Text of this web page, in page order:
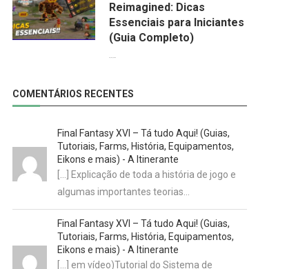
Reimagined: Dicas
Essenciais para Iniciantes
(Guia Completo)
COMENTÁRIOS RECENTES
Final Fantasy XVI – Tá tudo Aqui! (Guias,
Tutoriais, Farms, História, Equipamentos,
Eikons e mais) - A Itinerante
[…] Explicação de toda a história de jogo e
algumas importantes teorias…
Final Fantasy XVI – Tá tudo Aqui! (Guias,
Tutoriais, Farms, História, Equipamentos,
Eikons e mais) - A Itinerante
[…] em vídeo)Tutorial do Sistema de